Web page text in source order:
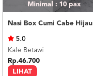
Minimal : 10pax
Nasi Box Cumi Cabe Hijau
LIHAT
5.0
Kafe Betawi
Rp.46.700